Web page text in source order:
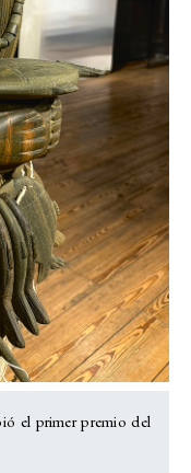
el primer premio del